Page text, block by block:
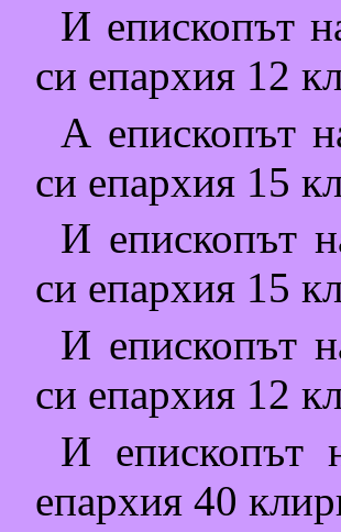
И епископът
си епархия 12
А епископът
си епархия 15
И епископът
си епархия 15
И епископът
си епархия 12
И епископът
епархия 40